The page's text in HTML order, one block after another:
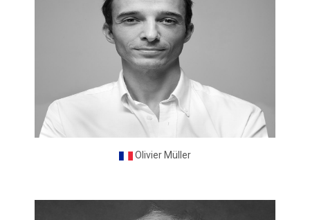
Olivier Müller